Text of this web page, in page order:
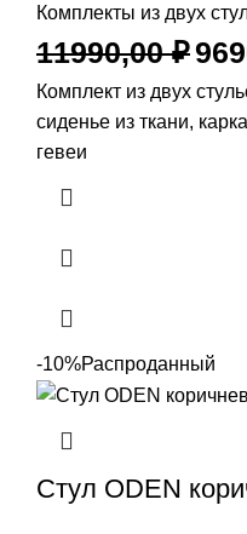
Комплекты из двух
11990,00₽
Комплект из двух
сиденье из ткани,
гевеи
-10%Распроданный
Стул ODEN